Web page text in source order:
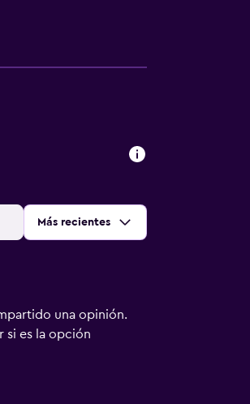
Ordenar por:
Más recientes
una opinión.
si es la opción